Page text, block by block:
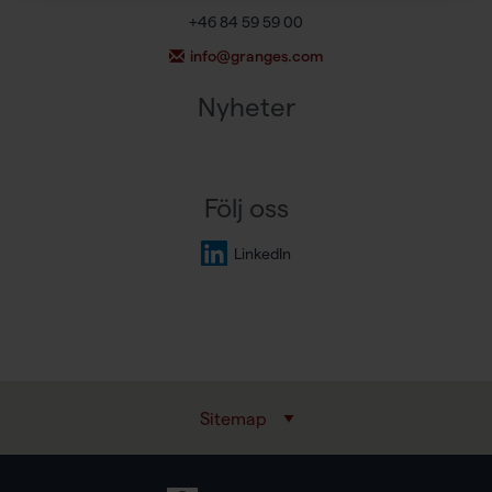
+46 84 59 59 00
info@granges.com
Nyheter
Följ oss
LinkedIn
Sitemap